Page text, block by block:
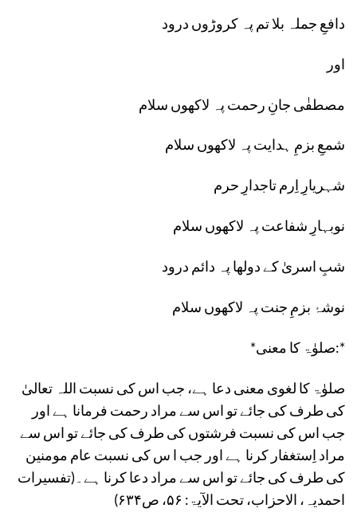
دافعِ جملہ بلا تم پہ کروڑوں درود
اور
مصطفٰی جانِ رحمت پہ لاکھوں سلام
شمعِ بزمِ ہدایت پہ لاکھوں سلام
شہریارِ اِرم تاجدارِ حرم
نوبہارِ شفاعت پہ لاکھوں سلام
شبِ اسریٰ کے دولھا پہ دائم درود
نوشۂ بزمِ جنت پہ لاکھوں سلام
*صلوٰۃ کا معنی:*
صلوٰۃ کا لغوی معنی دعا ہے، جب اس کی نسبت اللہ تعالیٰ
کی طرف کی جائے تو اس سے مراد رحمت فرمانا ہے اور
جب اس کی نسبت فرشتوں کی طرف کی جائے تو اس سے
مراد اِستغفار کرنا ہے اور جب ا س کی نسبت عام مومنین
کی طرف کی جائے تو اس سے مراد دعا کرنا ہے۔(تفسیرات
احمدیہ، الاحزاب، تحت الآیۃ: ۵۶، ص۶۳۴)